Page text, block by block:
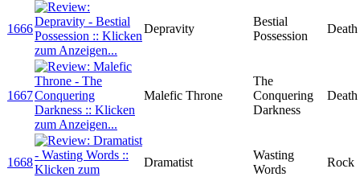
1666 Depravity
Bestial
Possession
1667 Malefic Throne
The
Conquering
Darkness
1668 Dramatist
Wasting
Words
Rock